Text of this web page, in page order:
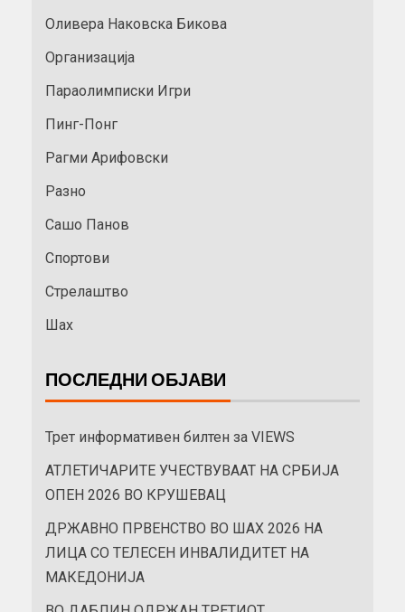
Оливера Наковска Бикова
Организација
Параолимписки Игри
Пинг-Понг
Рагми Арифовски
Разно
Сашо Панов
Спортови
Стрелаштво
Шах
ПОСЛЕДНИ ОБЈАВИ
Трет информативен билтен за VIEWS
АТЛЕТИЧАРИТЕ УЧЕСТВУВААТ НА СРБИЈА
ОПЕН 2026 ВО КРУШЕВАЦ
ДРЖАВНО ПРВЕНСТВО ВО ШАХ 2026 НА
ЛИЦА СО ТЕЛЕСЕН ИНВАЛИДИТЕТ НА
МАКЕДОНИЈА